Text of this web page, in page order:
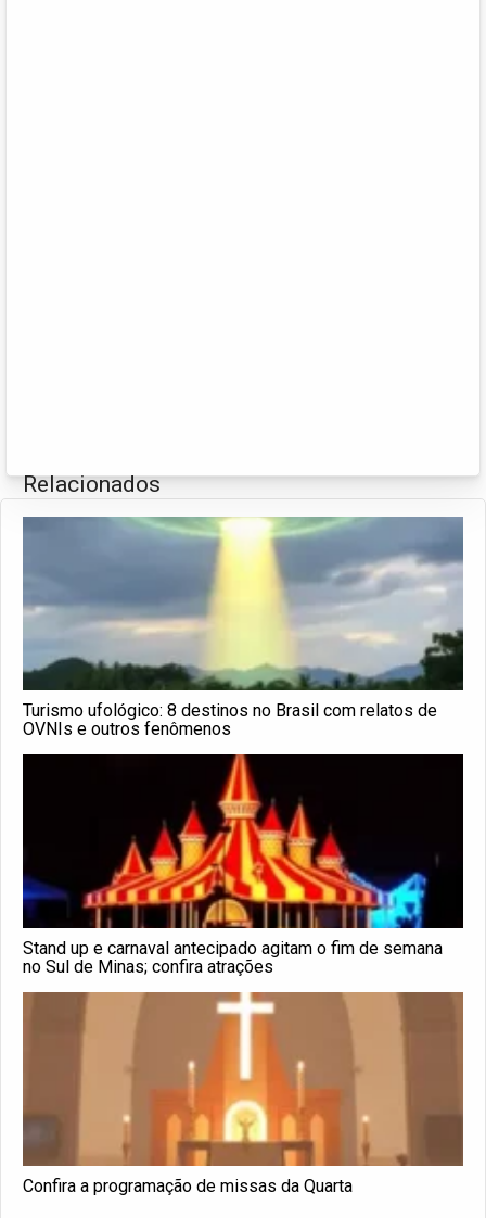
Relacionados
Turismo ufológico: 8 destinos no Brasil com relatos de
OVNIs e outros fenômenos
Stand up e carnaval antecipado agitam o fim de semana
no Sul de Minas; confira atrações
Confira a programação de missas da Quarta